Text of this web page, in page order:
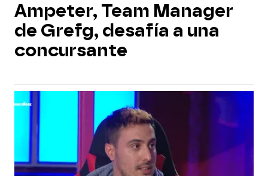
Ampeter, Team Manager
de Grefg, desafía a una
concursante